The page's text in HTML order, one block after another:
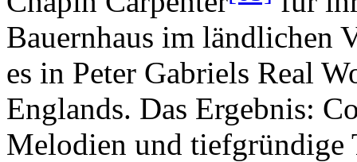
Bauernhaus im ländlichen
es in Peter Gabriels Real
Englands. Das Ergebnis:
Melodien und tiefgründige